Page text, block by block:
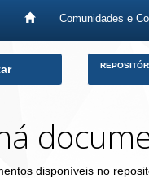
Comunidades e
disponíveis no